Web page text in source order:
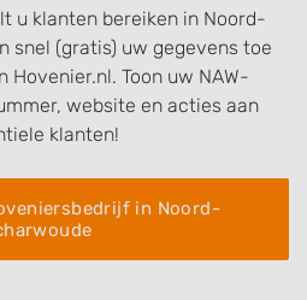
u klanten bereiken in Noord-
snel (gratis) uw gegevens toe
Hovenier.nl. Toon uw NAW-
website en acties aan
klanten!
in Noord-